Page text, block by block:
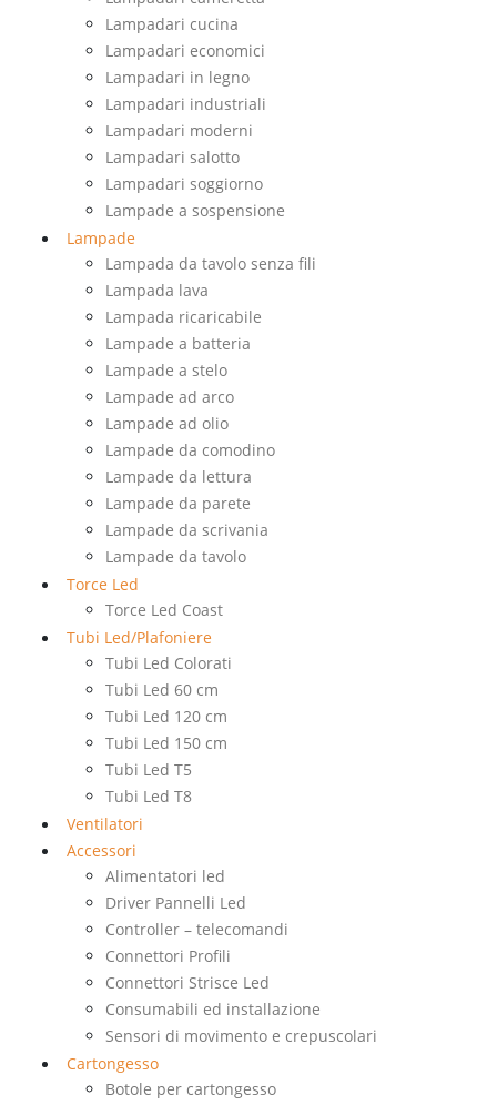
Lampadari cucina
Lampadari economici
Lampadari in legno
Lampadari industriali
Lampadari moderni
Lampadari salotto
Lampadari soggiorno
Lampade a sospensione
Lampade
Lampada da tavolo senza fili
Lampada lava
Lampada ricaricabile
Lampade a batteria
Lampade a stelo
Lampade ad arco
Lampade ad olio
Lampade da comodino
Lampade da lettura
Lampade da parete
Lampade da scrivania
Lampade da tavolo
Torce Led
Torce Led Coast
Tubi Led/Plafoniere
Tubi Led Colorati
Tubi Led 60 cm
Tubi Led 120 cm
Tubi Led 150 cm
Tubi Led T5
Tubi Led T8
Ventilatori
Accessori
Alimentatori led
Driver Pannelli Led
Controller – telecomandi
Connettori Profili
Connettori Strisce Led
Consumabili ed installazione
Sensori di movimento e crepuscolari
Cartongesso
Botole per cartongesso